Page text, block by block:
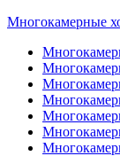
Многокамерные